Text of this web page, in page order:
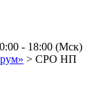
- 18:00 (Мск)
> СРО НП